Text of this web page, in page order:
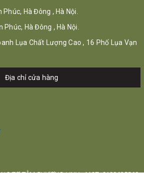
Hà Đông , Hà Nội.
Phúc, Hà Đông , Hà Nội.
Lụa Chất Lượng Cao , 16 Phố Lụa Vạn
Địa chỉ cửa hàng
TƠ TẰM PHƯƠNG LINH - MST: 0108625568